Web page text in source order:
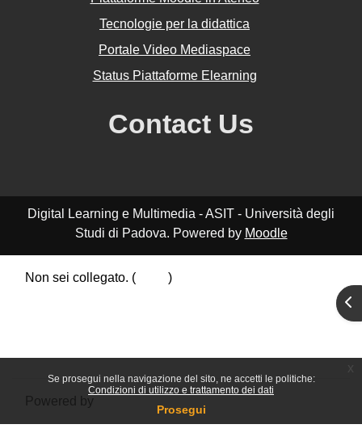
Se prosegui nella navigazione del sito, ne accetti le politiche:
Condizioni di utilizzo e trattamento dei dati
Prosegui
Tecnologie per la didattica
Portale Video Mediaspace
Status Piattaforme Elearning
Contact Us
Digital Learning e Multimedia - ASIT - Università degli
Studi di Padova. Powered by Moodle
Non sei collegato. (
)
Passa al tema standard
Powered by